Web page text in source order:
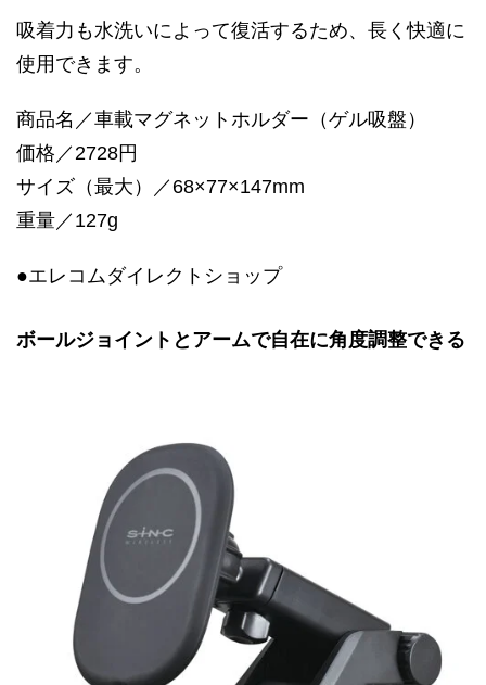
吸着力も水洗いによって復活するため、長く快適に
使用できます。
商品名／車載マグネットホルダー（ゲル吸盤）
価格／2728円
サイズ（最大）／68×77×147mm
重量／127g
●エレコムダイレクトショップ
ボールジョイントとアームで自在に角度調整できる